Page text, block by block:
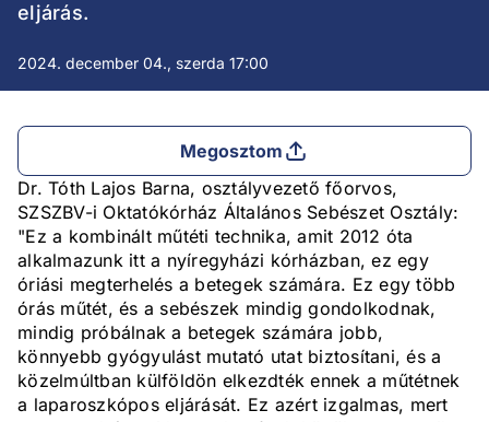
eljárás.
2024. december 04., szerda 17:00
Megosztom
Dr. Tóth Lajos Barna, osztályvezető főorvos,
SZSZBV-i Oktatókórház Általános Sebészet Osztály:
"Ez a kombinált műtéti technika, amit 2012 óta
alkalmazunk itt a nyíregyházi kórházban, ez egy
óriási megterhelés a betegek számára. Ez egy több
órás műtét, és a sebészek mindig gondolkodnak,
mindig próbálnak a betegek számára jobb,
könnyebb gyógyulást mutató utat biztosítani, és a
közelmúltban külföldön elkezdték ennek a műtétnek
a laparoszkópos eljárását. Ez azért izgalmas, mert